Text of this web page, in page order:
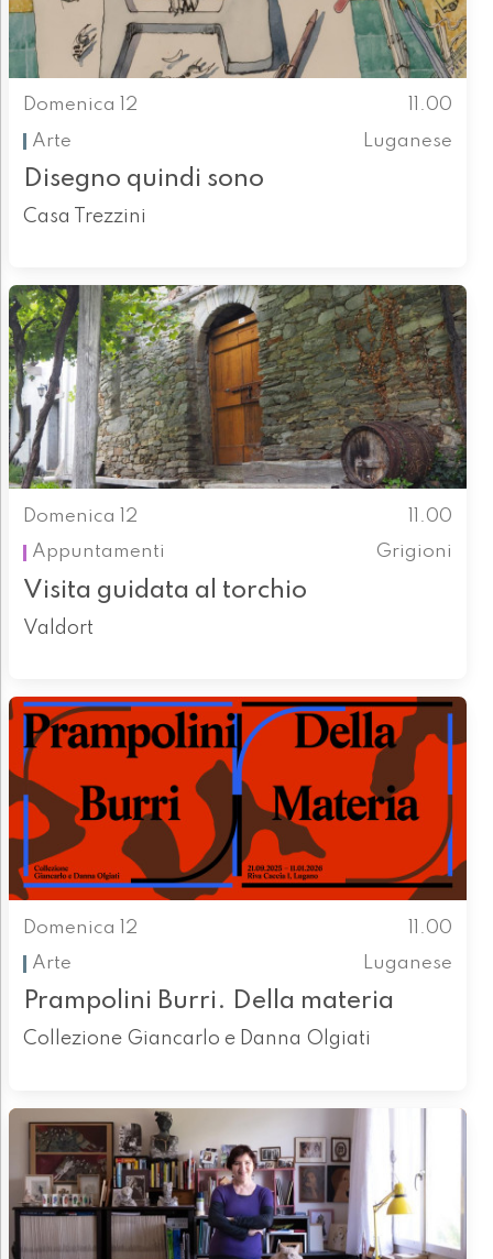
Domenica 12
11.00
Arte
Luganese
Disegno quindi sono
Casa Trezzini
Domenica 12
11.00
Appuntamenti
Grigioni
Visita guidata al torchio
Valdort
Domenica 12
11.00
Arte
Luganese
Prampolini Burri. Della materia
Collezione Giancarlo e Danna Olgiati